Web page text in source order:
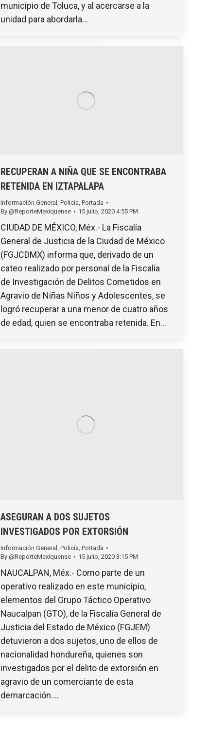
municipio de Toluca, y al acercarse a la
unidad para abordarla…
RECUPERAN A NIÑA QUE SE ENCONTRABA
RETENIDA EN IZTAPALAPA
Información General Policía Portada
By @ReporteMexiquense 15 julio, 2020 4:55 PM
CIUDAD DE MÉXICO, Méx.- La Fiscalía
General de Justicia de la Ciudad de México
(FGJCDMX) informa que, derivado de un
cateo realizado por personal de la Fiscalía
de Investigación de Delitos Cometidos en
Agravio de Niñas Niños y Adolescentes, se
logró recuperar a una menor de cuatro años
de edad, quien se encontraba retenida. En…
ASEGURAN A DOS SUJETOS
INVESTIGADOS POR EXTORSIÓN
Información General , Policía, Portada
By @ReporteMexiquense 15 julio, 2020 3:15 PM
NAUCALPAN, Méx.- Como parte de un
operativo realizado en este municipio,
elementos del Grupo Táctico Operativo
Naucalpan (GTO), de la Fiscalía General de
Justicia del Estado de México (FGJEM)
detuvieron a dos sujetos, uno de ellos de
nacionalidad hondureña, quienes son
investigados por el delito de extorsión en
agravio de un comerciante de esta
demarcación.…